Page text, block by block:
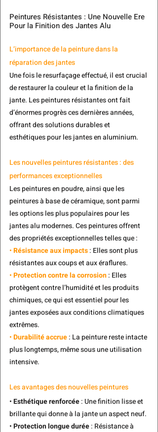
Peintures Résistantes : Une Nouvelle Ere
Pour la Finition des Jantes Alu
L’importance de la peinture dans la
réparation des jantes
Une fois le resurfaçage effectué, il est crucial
de restaurer la couleur et la finition de la
jante. Les peintures résistantes ont fait
d’énormes progrès ces dernières années,
offrant des solutions durables et
esthétiques pour les jantes en aluminium.
Les nouvelles peintures résistantes : des
performances exceptionnelles
Les peintures en poudre, ainsi que les
peintures à base de céramique, sont parmi
les options les plus populaires pour les
jantes alu modernes. Ces peintures offrent
des propriétés exceptionnelles telles que :
• Résistance aux impacts : Elles sont plus
résistantes aux coups et aux éraflures.
• Protection contre la corrosion: Elles
protègent contre l’humidité et les produits
chimiques, ce qui est essentiel pour les
jantes exposées aux conditions climatiques
extrêmes.
• Durabilité accrue : La peinture reste intacte
plus longtemps, même sous une utilisation
intensive.
Les avantages des nouvelles peintures
• Esthétique renforcée : Une finition lisse et
brillante qui donne à la jante un aspect neuf.
• Protection longue durée : Résistance à